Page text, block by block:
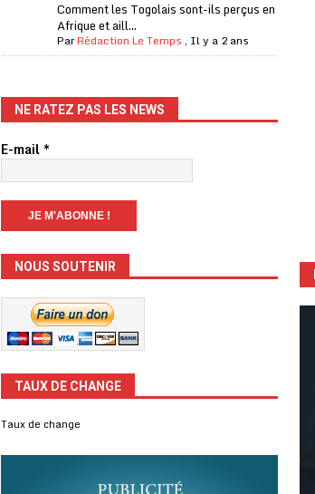
Comment les Togolais sont-ils perçus en
Afrique et aill...
ParRédaction Le Temps , Il y a 2 ans
NE RATEZ PAS LES NEWS
E-mail*
NOUS SOUTENIR
TAUX DE CHANGE
Taux de change